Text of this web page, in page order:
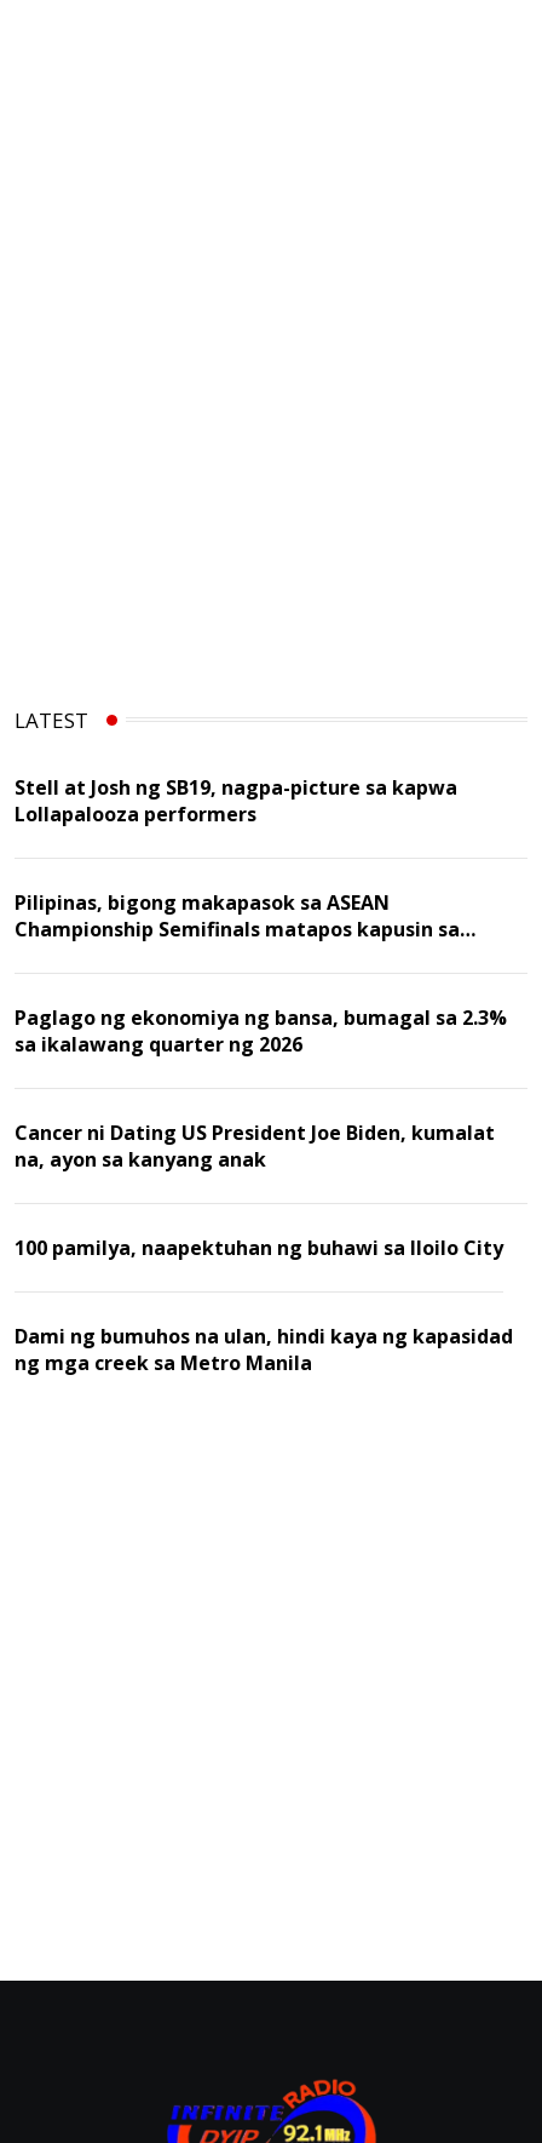
LATEST
Stell at Josh ng SB19, nagpa-picture sa kapwa
Lollapalooza performers
Pilipinas, bigong makapasok sa ASEAN
Championship Semifinals matapos kapusin sa
Paglago ng ekonomiya ng bansa, bumagal sa 2.3%
sa ikalawang quarter ng 2026
Cancer ni Dating US President Joe Biden, kumalat
na, ayon sa kanyang anak
100 pamilya, naapektuhan ng buhawi sa Iloilo City
Dami ng bumuhos na ulan, hindi kaya ng kapasidad
ng mga creek sa Metro Manila